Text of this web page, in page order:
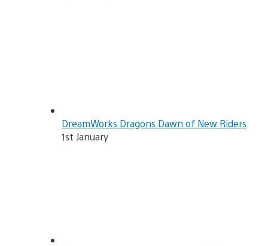
DreamWorks Dragons Dawn of New Riders
1st January